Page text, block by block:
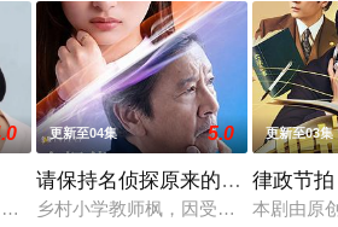
名漫画，描绘了过着不满足日常生活
更新至04集 5.0
请保持名侦探原来的样子
乡村小学教师枫，因受到外祖父的影
更新至03集
律政节
本剧由原